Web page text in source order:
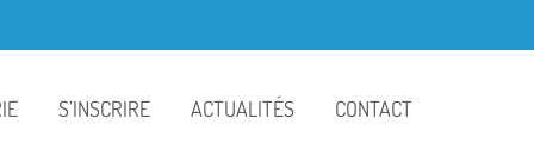
S’INSCRIRE ACTUALITÉS CONTACT